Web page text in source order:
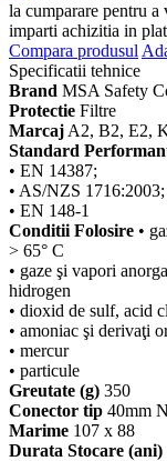
la cumparare pentru a
imparti achizitia in
Compara produsul
Specificatii tehnice
Brand MSA Safety
Protectie Filtre
Marcaj A2, B2, E2,
Standard
• EN 14387;
• AS/NZS 1716:2003;
• EN 148-1
Conditii Folosire •
> 65° C
• gaze şi vapori
hidrogen
• dioxid de sulf, acid
• amoniac şi derivaţi
• mercur
• particule
Greutate (g) 350
Conector tip 40mm
Marime 107 x 88
Durata Stocare (ani)